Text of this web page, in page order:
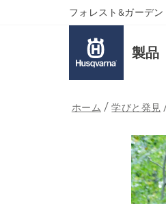
フォレスト&ガーデン
製品
ホーム 学びと発見